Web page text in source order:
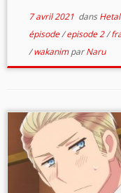
7 avril 2021dans
épisode/episode 2/
/wakanimparNaru